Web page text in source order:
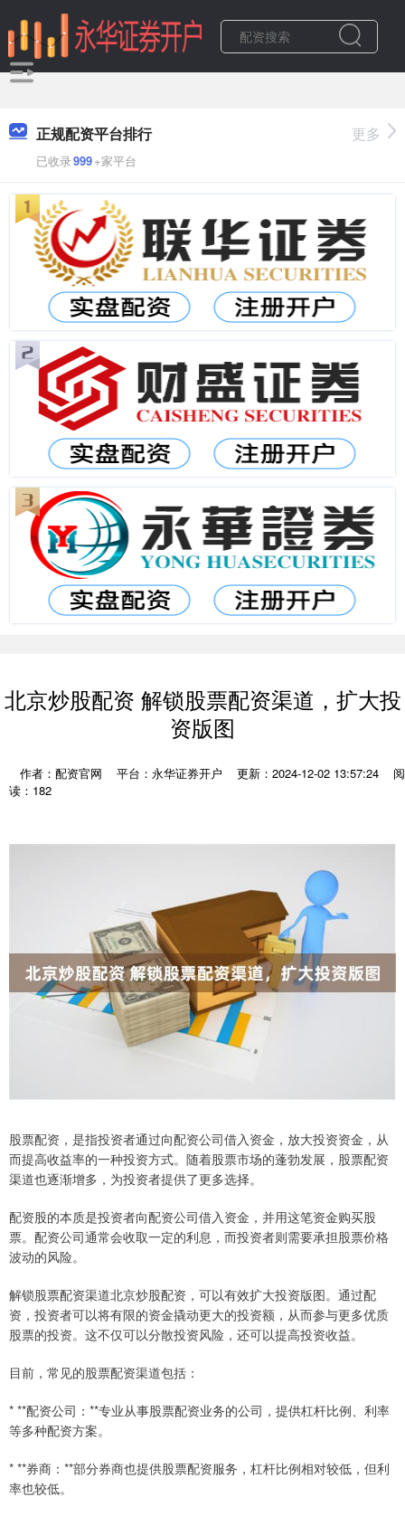
正规配资平台排行
已收录999+家平台
更多
北京炒股配资 解锁股票配资渠道，扩大投
资版图
作者：配资官网 平台：永华证券开户 更新：2024-12-02 13:57:24
阅
读：182
股票配资，是指投资者通过向配资公司借入资金，放大投资资金，从
而提高收益率的一种投资方式。随着股票市场的蓬勃发展，股票配资
渠道也逐渐增多，为投资者提供了更多选择。
配资股的本质是投资者向配资公司借入资金，并用这笔资金购买股
票。配资公司通常会收取一定的利息，而投资者则需要承担股票价格
波动的风险。
解锁股票配资渠道北京炒股配资，可以有效扩大投资版图。通过配
资，投资者可以将有限的资金撬动更大的投资额，从而参与更多优质
股票的投资。这不仅可以分散投资风险，还可以提高投资收益。
目前，常见的股票配资渠道包括：
* **配资公司：**专业从事股票配资业务的公司，提供杠杆比例、利率
等多种配资方案。
* **券商：**部分券商也提供股票配资服务，杠杆比例相对较低，但利
率也较低。